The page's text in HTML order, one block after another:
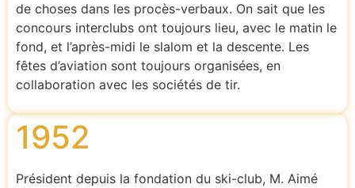
de choses dans les procès-verbaux. On sait que les
concours interclubs ont toujours lieu, avec le matin le
fond, et l’après-midi le slalom et la descente. Les
fêtes d’aviation sont toujours organisées, en
collaboration avec les sociétés de tir.
1952
Président depuis la fondation du ski-club, M. Aimé